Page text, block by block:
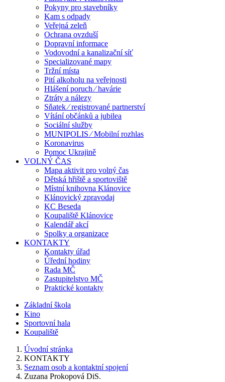
Pokyny pro stavebníky
Kam s odpady
Veřejná zeleň
Ochrana ovzduší
Dopravní informace
Vodovodní a kanalizační síť
Specializované mapy
Tržní místa
Pití alkoholu na veřejnosti
Hlášení poruch ⁄ havárie
Ztráty a nálezy
Sňatek ⁄ registrované partnerství
Vítání občánků a jubilea
Sociální služby
MUNIPOLIS ⁄ Mobilní rozhlas
Koronavirus
Pomoc Ukrajině
VOLNÝ ČAS
Mapa aktivit pro volný čas
Dětská hřiště a sportoviště
Místní knihovna Klánovice
Klánovický zpravodaj
KC Beseda
Koupaliště Klánovice
Kalendář akcí
Spolky a organizace
KONTAKTY
Kontakty úřad
Úřední hodiny
Rada MČ
Zastupitelstvo MČ
Praktické kontakty
Základní škola
Kino
Sportovní hala
Koupaliště
Úvodní stránka
KONTAKTY
Seznam osob a kontaktní spojení
Zuzana Prokopová DiS.